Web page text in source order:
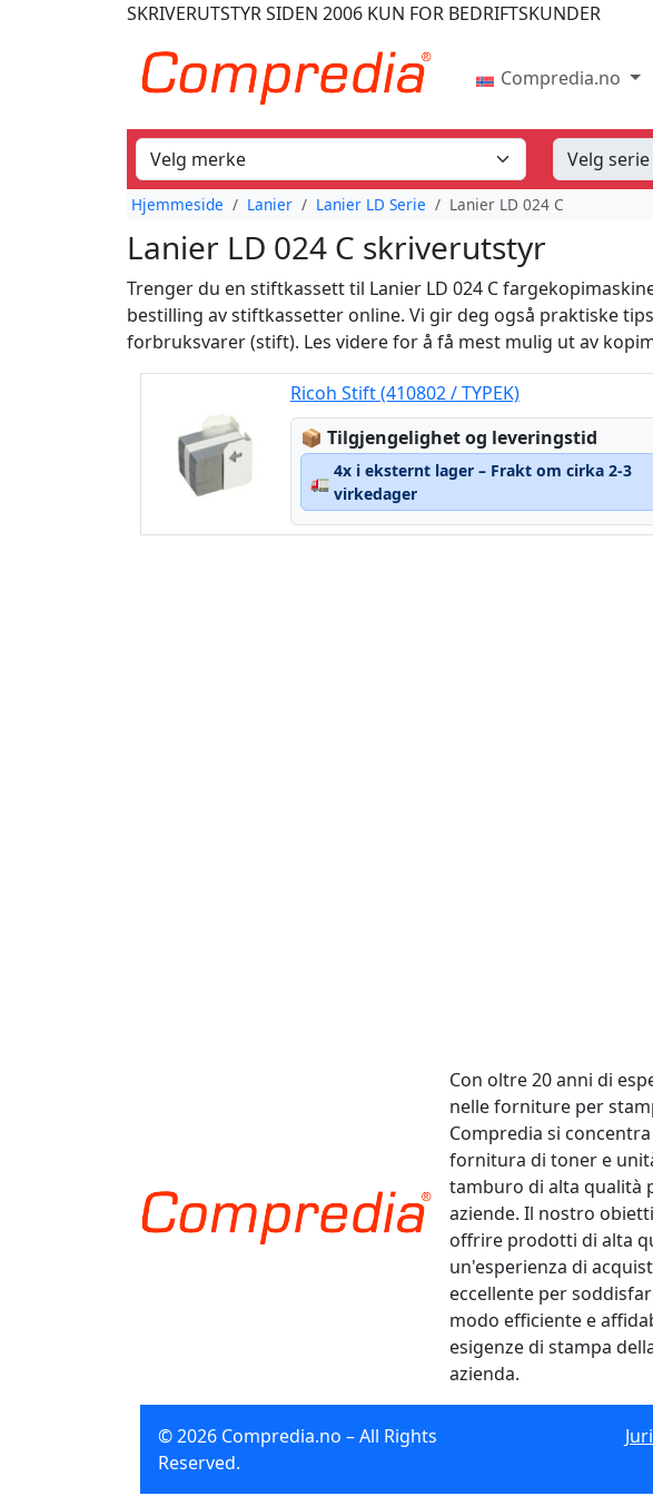
SKRIVERUTSTYRSIDEN 2006 KUN FOR BEDRIFTSKUNDER
Compredia.no
Hjemmeside Lanier Lanier LD Serie Lanier LD 024 C
Lanier LD 024 C skriverutstyr
Trenger du en stiftkassett til Lanier LD 024 C
bestilling av stiftkassetter online. Vi gir deg også praktiske
forbruksvarer (stift). Les videre for å få mest mulig ut av
Ricoh Stift (410802 / TYPEK)
📦 Lagerstatus:
Tilgjengelighet og leveringstid
🚛
4x i eksternt lager – Frakt om cirka 2-3
virkedager
Con oltre 20 anni di
nelle forniture per
Compredia si
fornitura di toner e
tamburo di alta qualità
aziende. Il nostro
offrire prodotti di alta
un'esperienza di
eccellente per
modo efficiente e
esigenze di stampa
azienda.
© 2026 Compredia.no – All Rights
Reserved.